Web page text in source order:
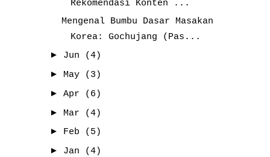
Rekomendasi Konten ...
Mengenal Bumbu Dasar Masakan
Korea: Gochujang (Pas...
► Jun
(4)
► May
(3)
► Apr
(6)
► Mar
(4)
► Feb
(5)
► Jan
(4)